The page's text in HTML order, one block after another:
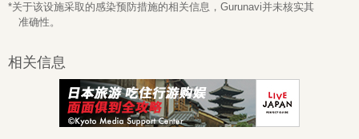
*关于该设施采取的感染预防措施的相关信息，Gurunavi并未核实其
准确性。
相关信息